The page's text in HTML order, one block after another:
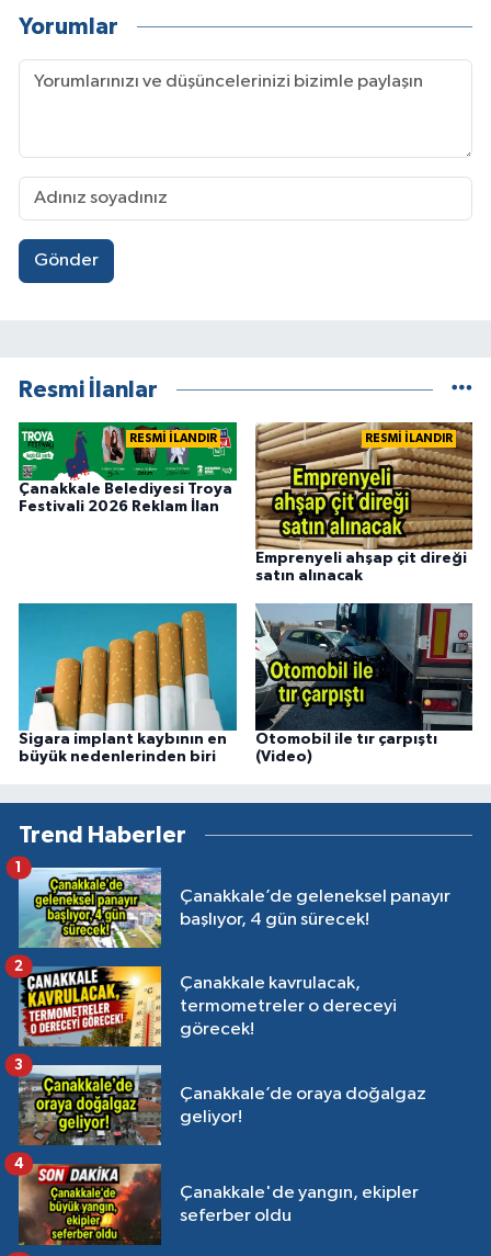
Yorumlar
Gönder
Resmi İlanlar
RESMİ İLANDIR
Çanakkale Belediyesi Troya
Festivali 2026 Reklam İlan
RESMİ İLANDIR
Emprenyeli ahşap çit direği
satın alınacak
Sigara implant kaybının en
büyük nedenlerinden biri
Otomobil ile tır çarpıştı
(Video)
Trend Haberler
Çanakkale’de geleneksel panayır
başlıyor, 4 gün sürecek!
1
Çanakkale kavrulacak,
termometreler o dereceyi
görecek!
2
Çanakkale’de oraya doğalgaz
geliyor!
3
Çanakkale'de yangın, ekipler
seferber oldu
4